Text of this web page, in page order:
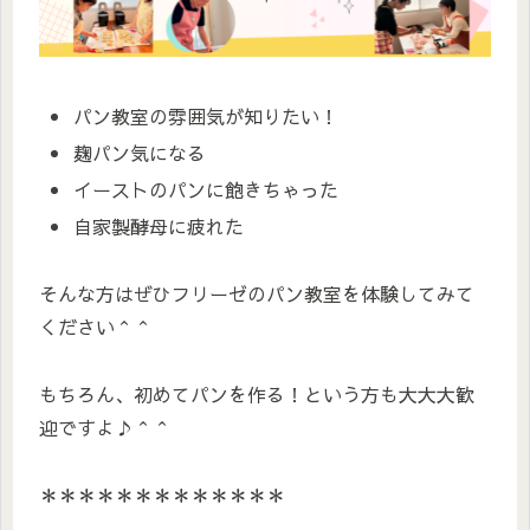
パン教室の雰囲気が知りたい！
麹パン気になる
イーストのパンに飽きちゃった
自家製酵母に疲れた
そんな方はぜひフリーゼのパン教室を体験してみて
ください＾＾
もちろん、初めてパンを作る！という方も大大大歓
迎ですよ♪＾＾
＊＊＊＊＊＊＊＊＊＊＊＊＊